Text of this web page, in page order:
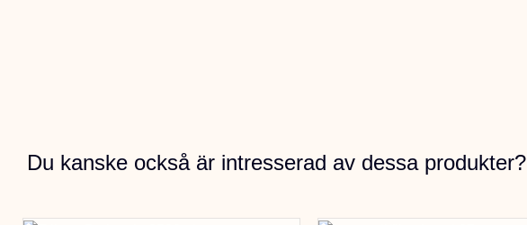
Du kanske också är intresserad av dessa produkter?